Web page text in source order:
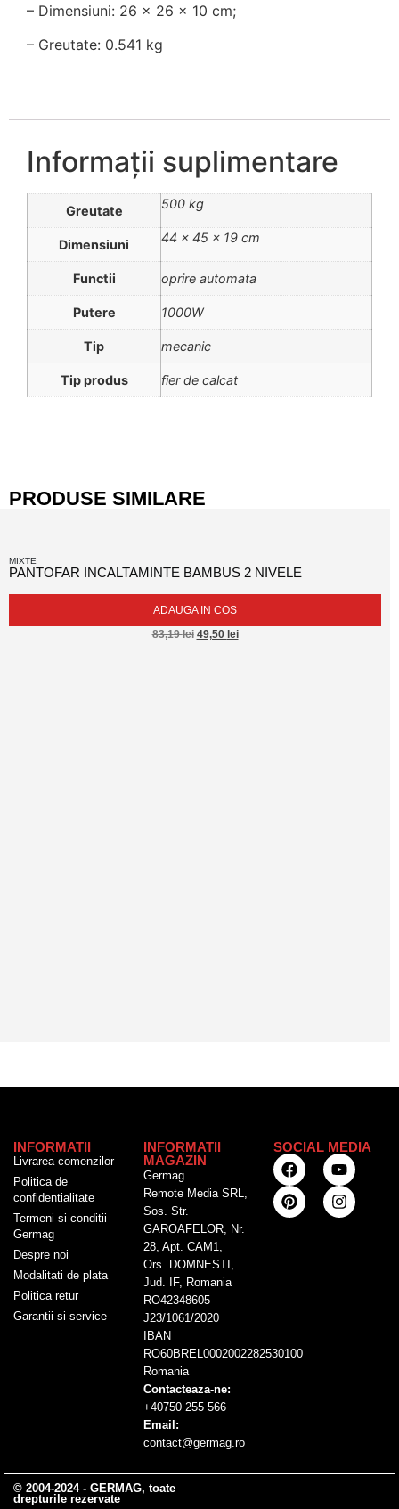
– Dimensiuni: 26 x 26 x 10 cm;
– Greutate: 0.541 kg
Informații suplimentare
Greutate 500 kg
Dimensiuni 44 × 45 × 19 cm
Functii oprire automata
Putere 1000W
Tip mecanic
Tip produs fier de calcat
PRODUSE SIMILARE
MIXTE
PANTOFAR INCALTAMINTE BAMBUS 2 NIVELE
ADAUGA IN COS
83,19lei 49,50 lei
INFORMATII
Livrarea comenzilor
Politica de
confidentialitate
Termeni si conditii
Germag
Despre noi
Modalitati de plata
Politica retur
Garantii si service
INFORMATII
MAGAZIN
Germag
Remote Media SRL,
Sos. Str.
GAROAFELOR, Nr.
28, Apt. CAM1,
Ors. DOMNESTI,
Jud. IF, Romania
RO42348605
J23/1061/2020
IBAN
RO60BREL0002002282530100
Romania
Contacteaza-ne:
+40750 255 566
Email:
contact@germag.ro
SOCIAL MEDIA
© 2004-2024 - GERMAG, toate
drepturile rezervate